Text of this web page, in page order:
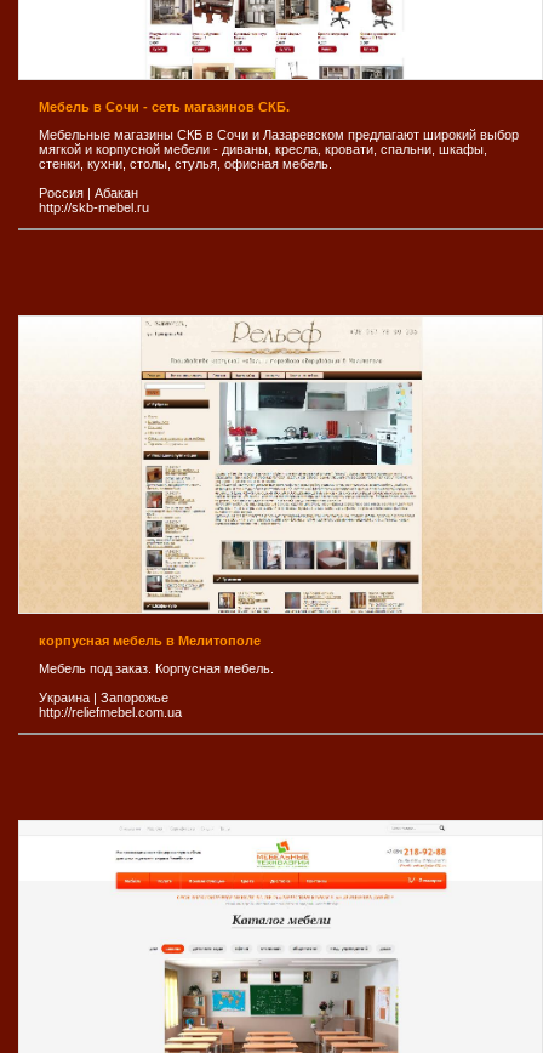
Мебель в Сочи - сеть магазинов СКБ.
Мебельные магазины СКБ в Сочи и Лазаревском предлагают широкий выбор
мягкой и корпусной мебели - диваны, кресла, кровати, спальни, шкафы,
стенки, кухни, столы, стулья, офисная мебель.
Россия | Абакан
http://skb-mebel.ru
корпусная мебель в Мелитополе
Мебель под заказ. Корпусная мебель.
Украина
Запорожье
http://reliefmebel.com.ua